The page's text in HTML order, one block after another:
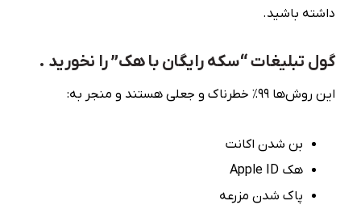
داشته باشید.
گول تبلیغات “سکه رایگان با هک” را نخورید .
این روش‌ها ۹۹٪ خطرناک و جعلی هستند و منجر به:
بن شدن اکانت
هک Apple ID
پاک شدن مزرعه